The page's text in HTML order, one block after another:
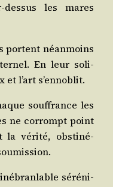
les mares
portent néan­moins
En leur soli­
l’art s’ennoblit.
souf­france les
ne cor­rompt point
la véri­té, obs­ti­né­
séré­ni­